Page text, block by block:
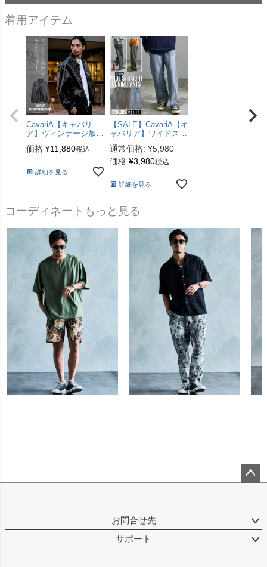
-ぎーぬ-
身長170cm 体重54kg
着用アイテム
CavariA【キャバリ
ア】ヴィンテージ加工
PU長袖ブルゾン/全1
色
価格 ¥11,880税込
詳細を見る
【SALE】CavariA【キ
ャバリア】ワイドスト
レートデニムパンツ/
全3色
通常価格: ¥5,980
価格 ¥3,980税込
詳細を見る
コーディネートもっと見る
お問合せ先
サポート